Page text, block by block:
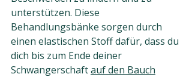
unterstützen. Diese
Behandlungsbänke sorgen durch
einen elastischen Stoff dafür, dass du
dich bis zum Ende deiner
Schwangerschaft auf den Bauch